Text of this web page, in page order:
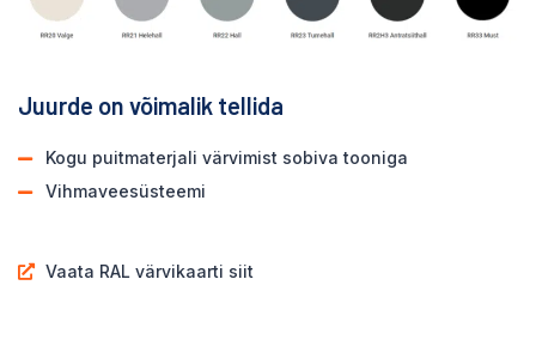
Juurde on võimalik tellida
Kogu puitmaterjali värvimist sobiva tooniga
Vihmaveesüsteemi
Vaata RAL värvikaarti siit